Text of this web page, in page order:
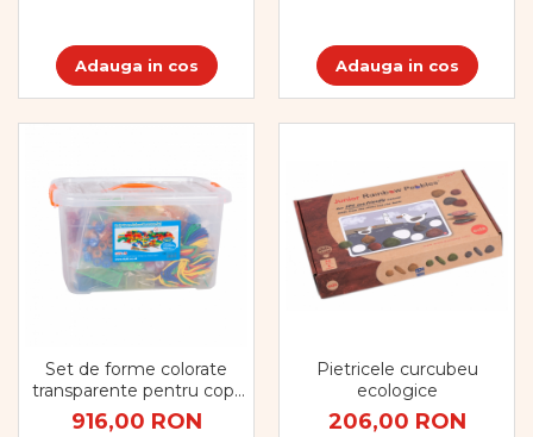
Adauga in cos Adauga in cos
Set de forme colorate
transparente pentru copii
mici, 634 bucăți
916,00 RON
Pietricele curcubeu
ecologice
206,00 RON